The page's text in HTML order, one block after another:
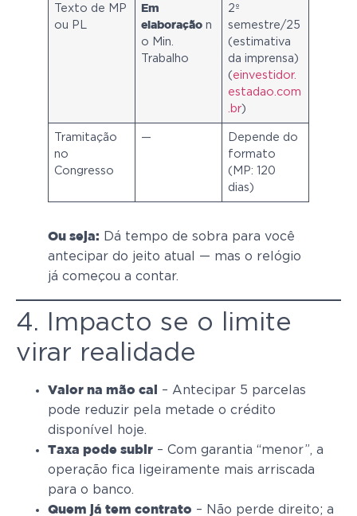
Texto de MP
ou PL
Em
elaboração n
o Min.
Trabalho
2º
semestre/25
(estimativa
da imprensa)
(einvestidor.
estadao.com
.br)
Tramitação
no
Congresso
—
Depende do
formato
(MP: 120
dias)
Ou seja: Dá tempo de sobra para você
antecipar do jeito atual — mas o relógio
já começou a contar.
4. Impacto se o limite
virar realidade
Valor na mão cai
– Antecipar 5 parcelas
pode reduzir pela metade o crédito
disponível hoje.
Taxa pode subir – Com garantia “menor”, a
operação fica ligeiramente mais arriscada
para o banco.
Quem já tem contrato – Não perde direito; a